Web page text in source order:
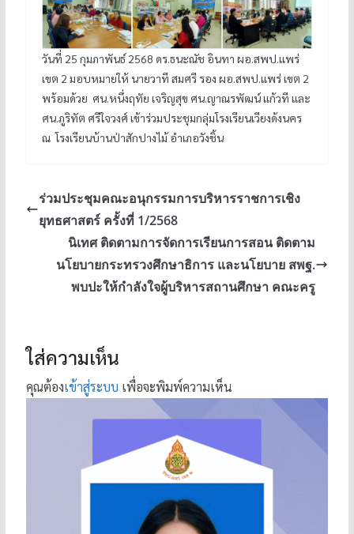
วันที่ 25 กุมภาพันธ์ 2568 ดร.ธนะณัช อินทา ผอ.สพป.แพร่
เขต 2 มอบหมายให้ นายวาที สมศรี รอง ผอ.สพป.แพร่ เขต 2
พร้อมด้วย ศน.หนึ่งฤทัย เจริญสุข ศน.ญาณรพัฒน์ แก้วที และ
ศน.ภูริทัต ศรีใจวงศ์ เข้าร่วมประชุมกลุ่มโรงเรียนเวียงด้งนคร
ณ โรงเรียนบ้านป่าสักปางไม้ อำเภอวังชิ้น
ร่วมประชุมคณะอนุกรรมการบริหารราชการเชิง
ยุทธศาสตร์ ครั้งที่ 1/2568
นิเทศ ติดตามการจัดการเรียนการสอน ติดตาม
นโยบายกระทรวงศึกษาธิการ และนโยบาย สพฐ.
พบปะให้กำลังใจผู้บริหารสถานศึกษา คณะครู
ใส่ความเห็น
คุณต้องเข้าสู่ระบบ เพื่อจะพิมพ์ความเห็น